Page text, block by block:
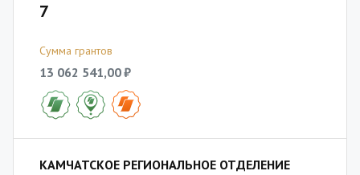
7
Сумма грантов
13 062 541,00 ₽
КАМЧАТСКОЕ РЕГИОНАЛЬНОЕ ОТДЕЛЕНИЕ